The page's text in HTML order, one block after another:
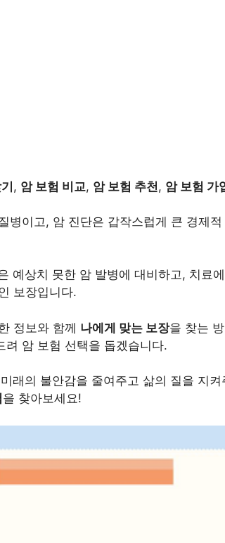
, 암 보험 비교, 암 보험 추천, 암 보험 가
병이고, 암 진단은 갑작스럽게 큰 경제
예상치 못한 암 발병에 대비하고, 치료
보장입니다.
정보와 함께 나에게 맞는 보장을 찾는
려 암 보험 선택을 돕겠습니다.
래의 불안감을 줄여주고 삶의 질을 지켜
을 찾아보세요!